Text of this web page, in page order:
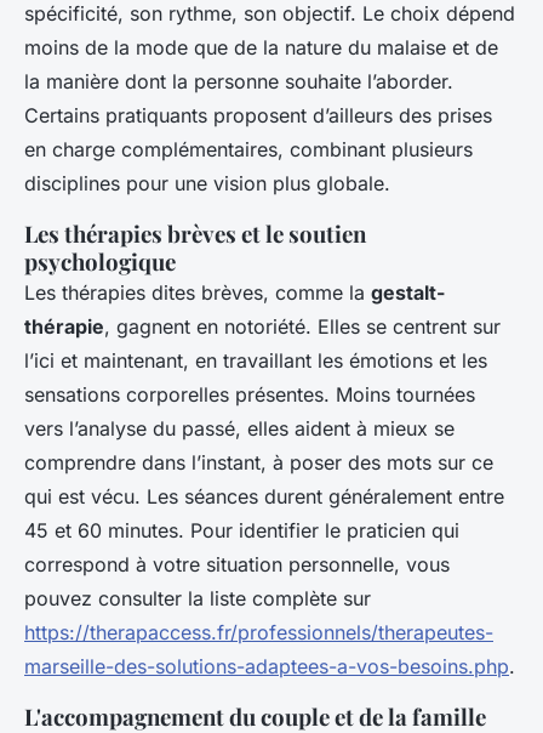
spécificité, son rythme, son objectif. Le choix dépend
moins de la mode que de la nature du malaise et de
la manière dont la personne souhaite l’aborder.
Certains pratiquants proposent d’ailleurs des prises
en charge complémentaires, combinant plusieurs
disciplines pour une vision plus globale.
Les thérapies brèves et le soutien
psychologique
Les thérapies dites brèves, comme la gestalt-
thérapie, gagnent en notoriété. Elles se centrent sur
l’ici et maintenant, en travaillant les émotions et les
sensations corporelles présentes. Moins tournées
vers l’analyse du passé, elles aident à mieux se
comprendre dans l’instant, à poser des mots sur ce
qui est vécu. Les séances durent généralement entre
45 et 60 minutes. Pour identifier le praticien qui
correspond à votre situation personnelle, vous
pouvez consulter la liste complète sur
https://therapaccess.fr/professionnels/therapeutes-
marseille-des-solutions-adaptees-a-vos-besoins.php.
L'accompagnement du couple et de la famille